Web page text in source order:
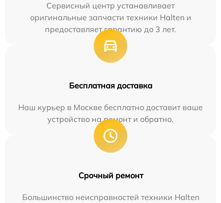
Сервисный центр устанавливает
оригинальные запчасти техники Halten и
предоставляет гарантию до 3 лет.
Бесплатная доставка
Наш курьер в Москве бесплатно доставит ваше
устройство на ремонт и обратно.
Срочный ремонт
Большинство неисправностей техники Halten